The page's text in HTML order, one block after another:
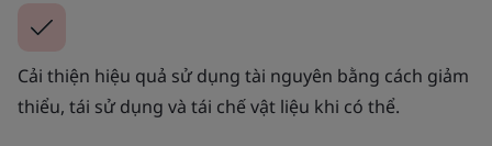
Cải thiện hiệu quả sử dụng tài nguyên bằng cách giảm
thiểu, tái sử dụng và tái chế vật liệu khi có thể.